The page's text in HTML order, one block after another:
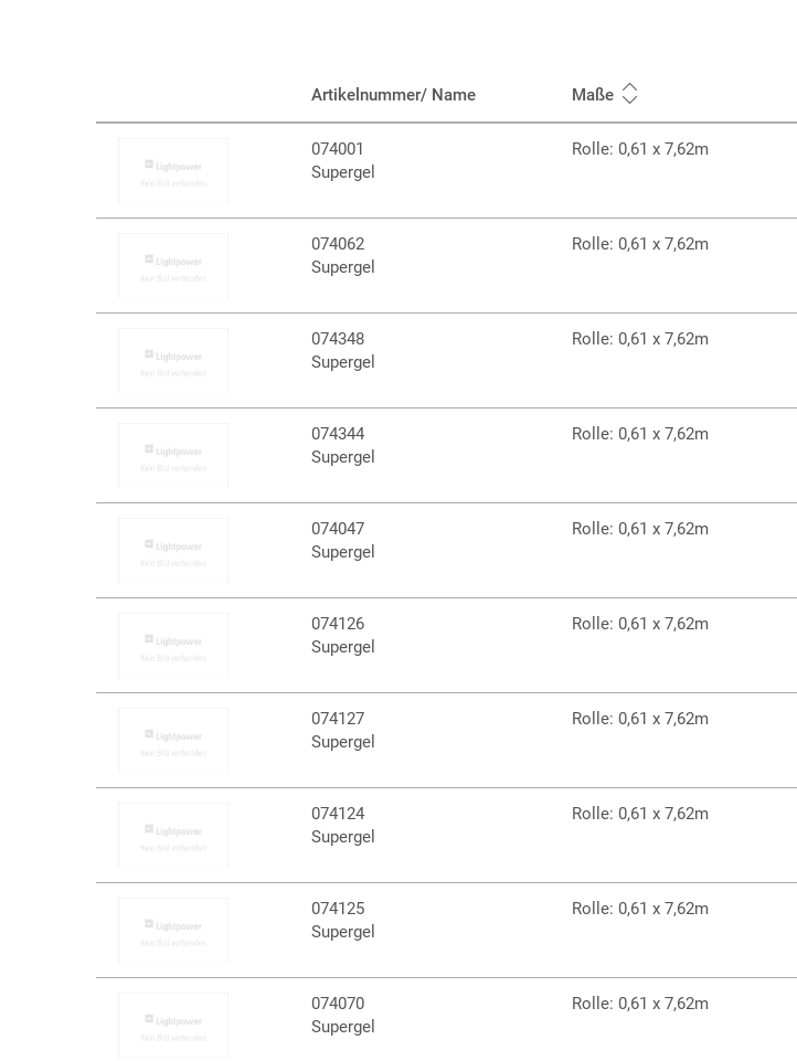
Artikelnummer/ Name Maße
074001
Supergel
Rolle: 0,61 x 7,62m
074062
Supergel
Rolle: 0,61 x 7,62m
074348
Supergel
Rolle: 0,61 x 7,62m
074344
Supergel
Rolle: 0,61 x 7,62m
074047
Supergel
Rolle: 0,61 x 7,62m
074126
Supergel
Rolle: 0,61 x 7,62m
074127
Supergel
Rolle: 0,61 x 7,62m
074124
Supergel
Rolle: 0,61 x 7,62m
074125
Supergel
Rolle: 0,61 x 7,62m
074070
Supergel
Rolle: 0,61 x 7,62m